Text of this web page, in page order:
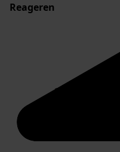
Reageren